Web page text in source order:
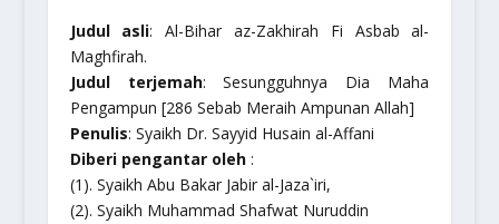
Judul asli:Al-Bihar az-Zakhirah Fi Asbab al-
Maghfirah.
Judul terjemah: Sesungguhnya Dia Maha
Pengampun [286 Sebab Meraih Ampunan Allah]
Penulis: Syaikh Dr. Sayyid Husain al-Affani
Diberi pengantar oleh :
(1). Syaikh Abu Bakar Jabir al-Jaza`iri,
(2). Syaikh Muhammad Shafwat Nuruddin